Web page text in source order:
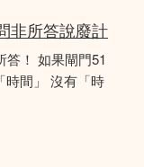
非所答說廢計
答！ 如果閘門51
時間」 沒有「時